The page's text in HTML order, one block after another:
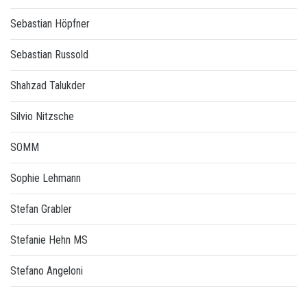
Sebastian Höpfner
Sebastian Russold
Shahzad Talukder
Silvio Nitzsche
SOMM
Sophie Lehmann
Stefan Grabler
Stefanie Hehn MS
Stefano Angeloni